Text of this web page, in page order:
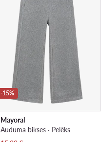
-15%
Mayoral
Auduma bikses · Pelēks